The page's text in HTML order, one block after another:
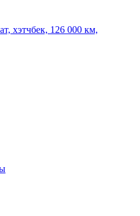
хэтчбек, 126 000 км,